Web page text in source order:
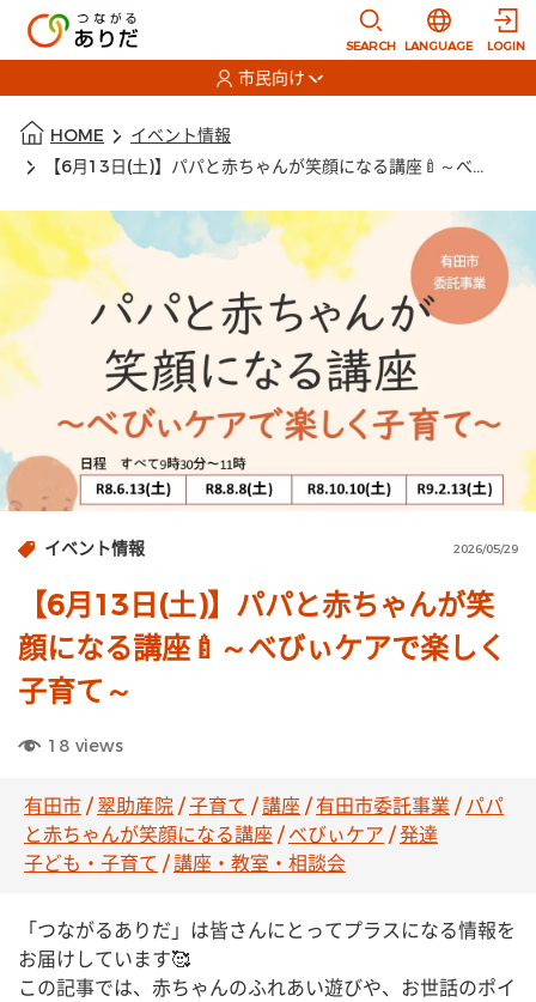
SEARCH
選択すると言
LANGUAGE LOGIN
市民向け
HOME
イベント情報
【6月13日(土)】パパと赤ちゃんが笑顔になる講座🍼～べびぃケアで楽しく子育て～
イベント情報 2026/05/29
【6月13日(土)】パパと赤ちゃんが笑
顔になる講座🍼～べびぃケアで楽しく
子育て～
18 views
有田市/翠助産院/子育て /講座/有田市委託事業 /パパ
と赤ちゃんが笑顔になる講座/べびぃケア /発達
子ども・子育て /講座・教室・相談会
「つながるありだ」は皆さんにとってプラスになる情報を
お届けしています🥰
この記事では、赤ちゃんのふれあい遊びや、お世話のポイ